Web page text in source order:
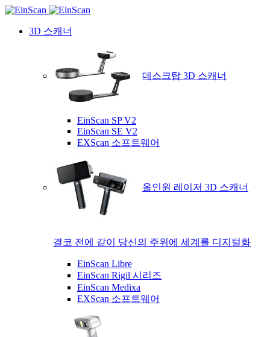
3D 스캐너
데스크탑 3D 스캐너
EinScan SP V2
EinScan SE V2
EXScan 소프트웨어
올인원 레이저 3D 스캐너
결코 전에 같이 당신의 주위에 세계를 디지털화
EinScan Libre
EinScan Rigil 시리즈
EinScan Medixa
EXScan 소프트웨어